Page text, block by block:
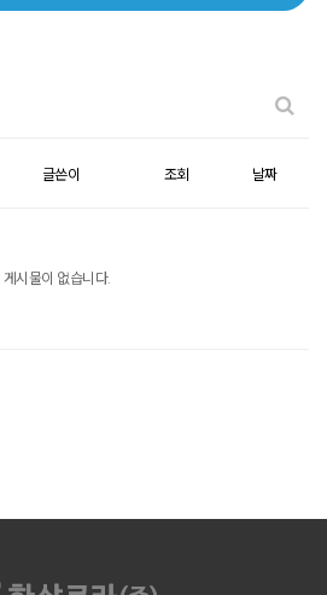
글쓴이 조회 날짜
게시물이 없습니다.